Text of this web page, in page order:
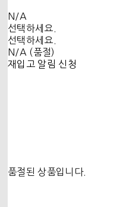
N/A
선택하세요.
선택하세요.
N/A (품절)
재입고 알림 신청
품절된 상품입니다.